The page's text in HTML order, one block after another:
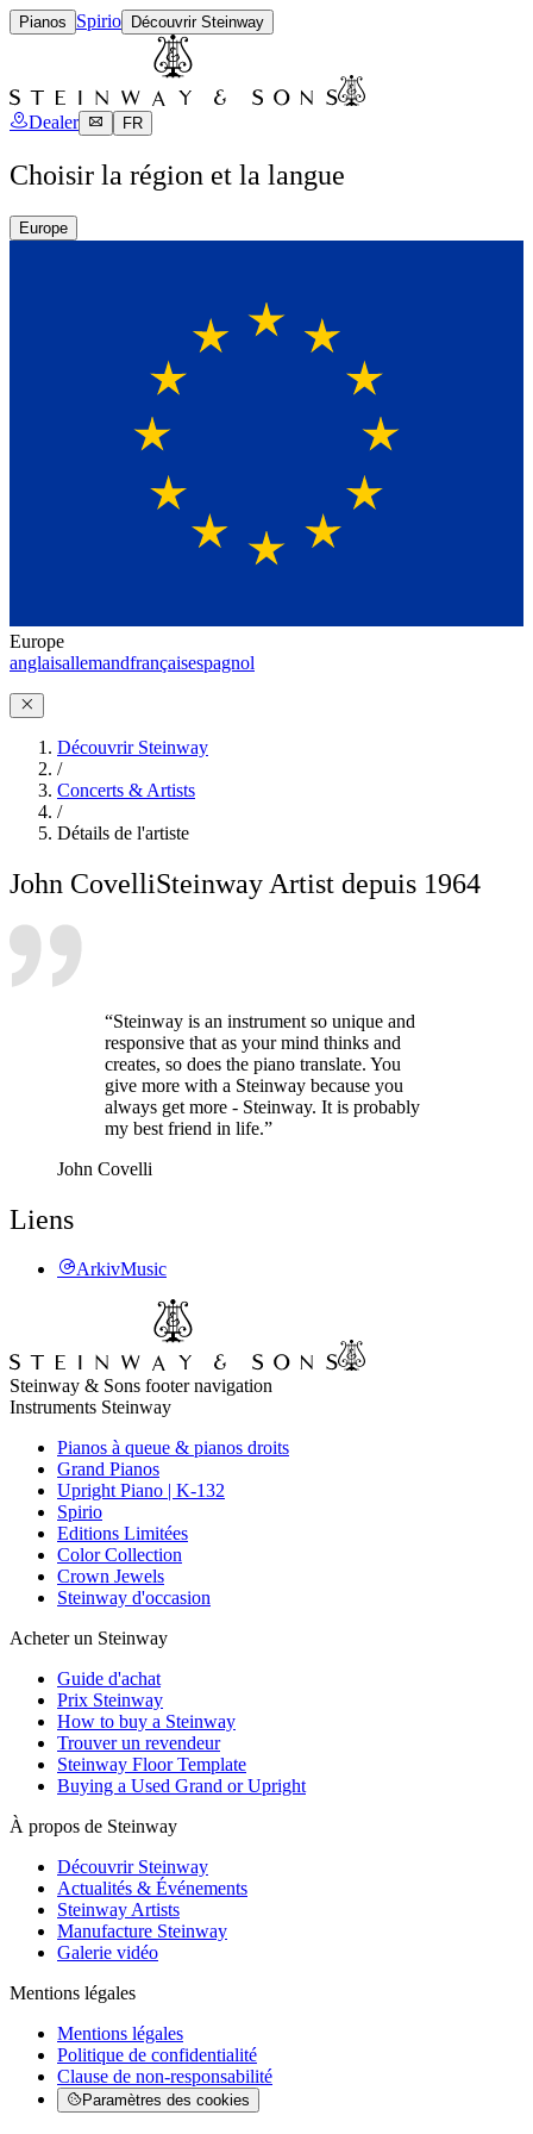
Pianos Spirio Découvrir Steinway
Dealer FR
Choisir la région et la langue
Europe
Europe
anglaisallemandfrançaisespagnol
Découvrir Steinway
/
Concerts & Artists
/
Détails de l'artiste
John CovelliSteinway Artist depuis 1964
“Steinway is an instrument so unique and
responsive that as your mind thinks and
creates, so does the piano translate. You
give more with a Steinway because you
always get more - Steinway. It is probably
my best friend in life.”
John Covelli
Liens
ArkivMusic
Steinway & Sons footer navigation
Instruments Steinway
Pianos à queue & pianos droits
Grand Pianos
Upright Piano | K-132
Spirio
Editions Limitées
Color Collection
Crown Jewels
Steinway d'occasion
Acheter un Steinway
Guide d'achat
Prix Steinway
How to buy a Steinway
Trouver un revendeur
Steinway Floor Template
Buying a Used Grand or Upright
À propos de Steinway
Découvrir Steinway
Actualités & Événements
Steinway Artists
Manufacture Steinway
Galerie vidéo
Mentions légales
Mentions légales
Politique de confidentialité
Clause de non-responsabilité
Paramètres des cookies